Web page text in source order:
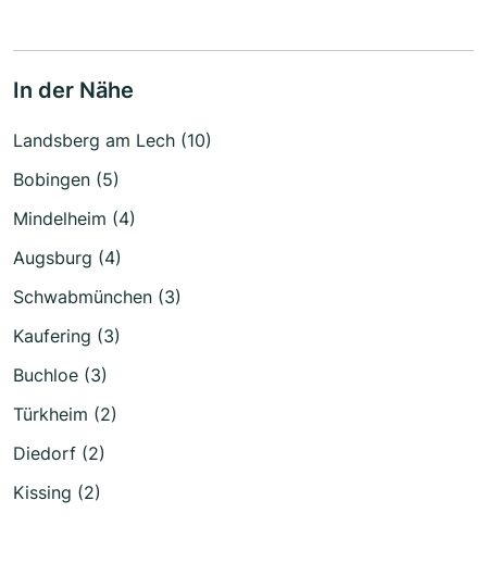
In der Nähe
Landsberg am Lech (10)
Bobingen (5)
Mindelheim (4)
Augsburg (4)
Schwabmünchen (3)
Kaufering (3)
Buchloe (3)
Türkheim (2)
Diedorf (2)
Kissing (2)